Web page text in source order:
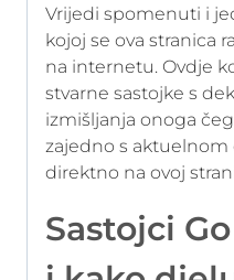
Vrijedi spomenuti i
kojoj se ova stranica
na internetu. Ovdje
stvarne sastojke s
izmišljanja onoga
zajedno s
direktno na ovoj
Sastojci